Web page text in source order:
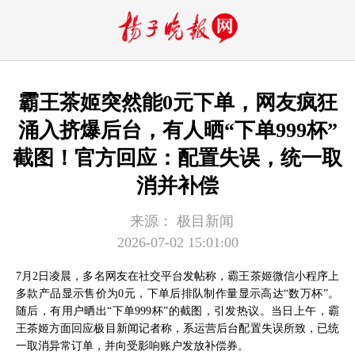
霸王茶姬突然能0元下单，网友疯狂
涌入挤爆后台，有人晒“下单999杯”
截图！官方回应：配置失误，统一取
消并补偿
来源：
极目新闻
2026-07-02 15:01:00
7月2日凌晨，多名网友在社交平台发帖称，霸王茶姬微信小程序上
多款产品显示售价为0元，下单后排队制作量显示高达“数万杯”。
随后，有用户晒出“下单999杯”的截图，引发热议。当日上午，霸
王茶姬方面回应极目新闻记者称，系运营后台配置失误所致，已统
一取消异常订单，并向受影响账户发放补偿券。